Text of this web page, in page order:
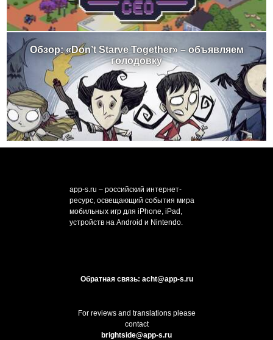
Обзор: «Don’t Starve Together» – объявляем
голодовку
app-s.ru – российский интернет-
ресурс, освещающий события мира
мобильных игр для iPhone, iPad,
устройств на Android и Nintendo.
Обратная связь: acht@app-s.ru
For reviews and translations please
contact
brightside@app-s.ru